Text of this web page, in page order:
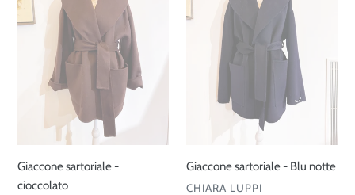
cioccolato
Giaccone sartoriale -
cioccolato
Giaccone sartoriale - Blu notte
VENDITORE
CHIARA LUPPI